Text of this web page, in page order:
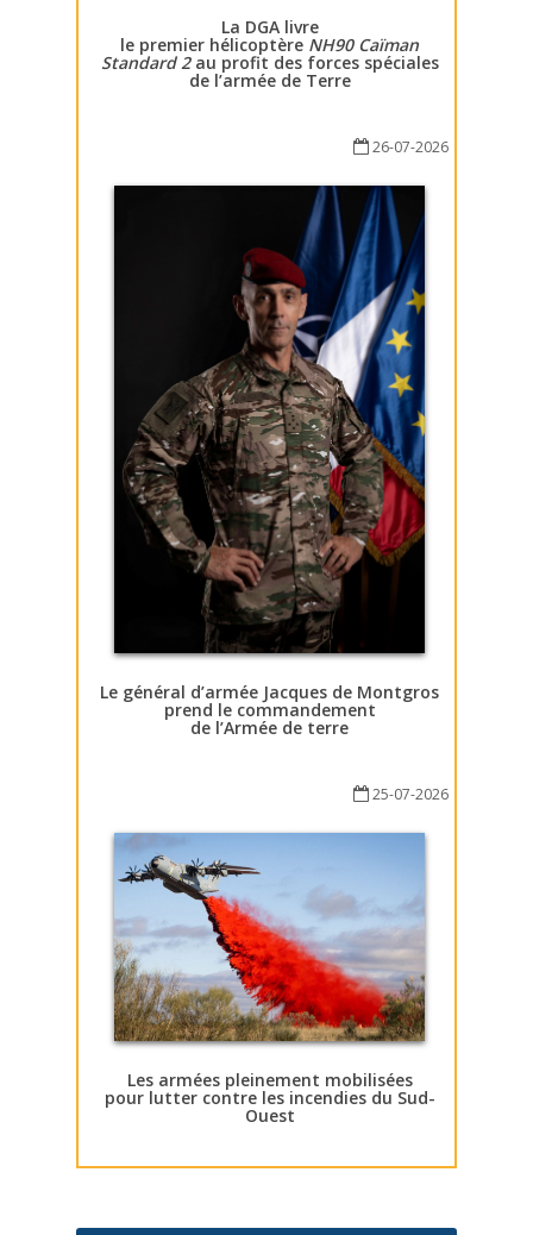
La DGA livre
le premier hélicoptère NH90 Caïman
Standard 2au profit des forces spéciales
de l’armée de Terre
26-07-2026
Le général d’armée Jacques de Montgros
prend le commandement
de l’Armée de terre
25-07-2026
Les armées pleinement mobilisées
pour lutter contre les incendies du Sud-
Ouest